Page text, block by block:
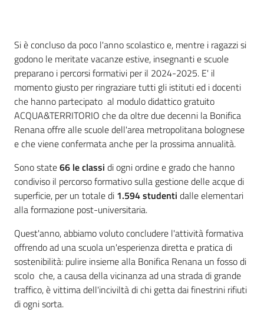
Introduzione
Si è concluso da poco l'anno scolastico e, mentre i ragazzi si
godono le meritate vacanze estive, insegnanti e scuole
preparano i percorsi formativi per il 2024-2025. E' il
momento giusto per ringraziare tutti gli istituti ed i docenti
che hanno partecipato al modulo didattico gratuito
ACQUA&TERRITORIO che da oltre due decenni la Bonifica
Renana offre alle scuole dell'area metropolitana bolognese
e che viene confermata anche per la prossima annualità.
Sono state66 le classi di ogni ordine e grado che hanno
condiviso il percorso formativo sulla gestione delle acque di
superficie, per un totale di 1.594 studenti dalle elementari
alla formazione post-universitaria.
Quest'anno, abbiamo voluto concludere l'attività formativa
offrendo ad una scuola un'esperienza diretta e pratica di
sostenibilità: pulire insieme alla Bonifica Renana un fosso di
scolo che, a causa della vicinanza ad una strada di grande
traffico, è vittima dell'inciviltà di chi getta dai finestrini rifiuti
di ogni sorta.